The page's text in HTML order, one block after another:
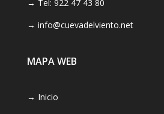
→ Tel: 922 47 43 80
→ info@cuevadelviento.net
MAPA WEB
→ Inicio